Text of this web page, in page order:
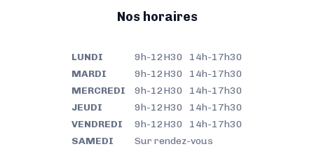
Nos horaires
LUNDI
9h-12H30 14h-17h30
MARDI
9h-12H30 14h-17h30
MERCREDI
9h-12H30 14h-17h30
JEUDI
9h-12H30 14h-17h30
VENDREDI
9h-12H30 14h-17h30
SAMEDI
Sur rendez-vous